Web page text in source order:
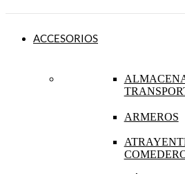
ACCESORIOS
ARMEROS